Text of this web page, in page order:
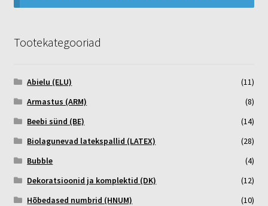
Täname
Tootekategooriad
Abielu (ELU)
(11)
Armastus (ARM)
(8)
Beebi sünd (BE)
(14)
Biolagunevad latekspallid (LATEX)
(28)
Bubble
(4)
Dekoratsioonid ja komplektid (DK)
(12)
Hõbedased numbrid (HNUM)
(10)